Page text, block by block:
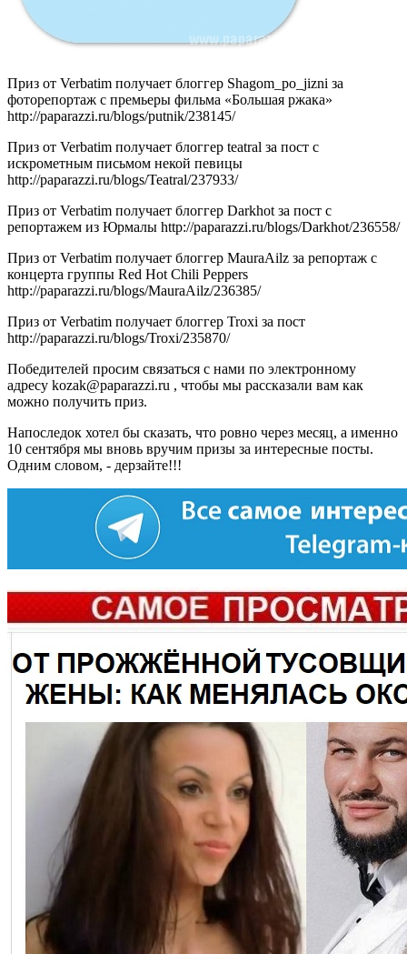
Приз от Verbatim получает блоггер Shagom_po_jizni за
фоторепортаж с премьеры фильма «Большая ржака»
http://paparazzi.ru/blogs/putnik/238145/
Приз от Verbatim получает блоггер teatral за пост с
искрометным письмом некой певицы
http://paparazzi.ru/blogs/Teatral/237933/
Приз от Verbatim получает блоггер Darkhot за пост с
репортажем из Юрмалы http://paparazzi.ru/blogs/Darkhot/236558/
Приз от Verbatim получает блоггер MauraAilz за репортаж с
концерта группы Red Hot Chili Peppers
http://paparazzi.ru/blogs/MauraAilz/236385/
Приз от Verbatim получает блоггер Troxi за пост
http://paparazzi.ru/blogs/Troxi/235870/
Победителей просим связаться с нами по электронному
адресу kozak@paparazzi.ru , чтобы мы рассказали вам как
можно получить приз.
Напоследок хотел бы сказать, что ровно через месяц, а именно
10 сентября мы вновь вручим призы за интересные посты.
Одним словом, - дерзайте!!!